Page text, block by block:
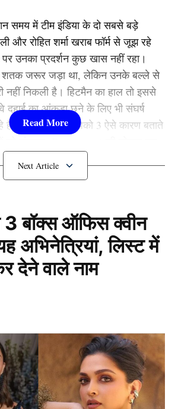
समय में टीम इंडिया के दो सबसे बड़े
और रोहित शर्मा खराब फॉर्म से जूझ रहे
उनका प्रदर्शन कुछ खास नहीं रहा।
में शतक जरूर जड़ा था, लेकिन उनके बल्ले से
नहीं निकली है। हिटमैन का हाल तो इससे
दहाई का आंकड़ा छूने के लिए भी संघर्ष
हैं। ऐसे में आइये आपको 3 ऐसे कारण बताते
Next Article
3 बॉक्स ऑफिस क्वीन
अभिनेत्रियां, लिस्ट में
देने वाले नाम